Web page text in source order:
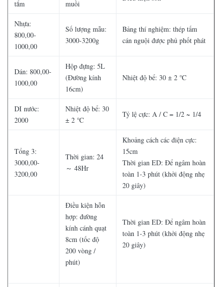
tắm muồi
Nhựa:
800,00-
1000,00
Số lượng mẫu:
3000-3200g
Bảng thí nghiệm: thép tấm
cán nguội được phủ phốt phát
Dán: 800,00-
1000,00
Hộp đựng: 5L
(Đường kính
16cm)
Nhiệt độ bể: 30 ± 2 ℃
DI nước:
2000
Nhiệt độ bể: 30
± 2 ℃
Tỷ lệ cực: A / C = 1/2 ~ 1/4
Tổng 3:
3000,00-
3200,00
Thời gian: 24
～ 48Hr
Khoảng cách các điện cực:
15cm
Thời gian ED: Để ngâm hoàn
toàn 1-3 phút (khởi động nhẹ
20 giây)
Điều kiện hỗn
hợp: đường
kính cánh quạt
8cm (tốc độ
200 vòng /
phút)
Thời gian ED: Để ngâm hoàn
toàn 1-3 phút (khởi động nhẹ
20 giây)